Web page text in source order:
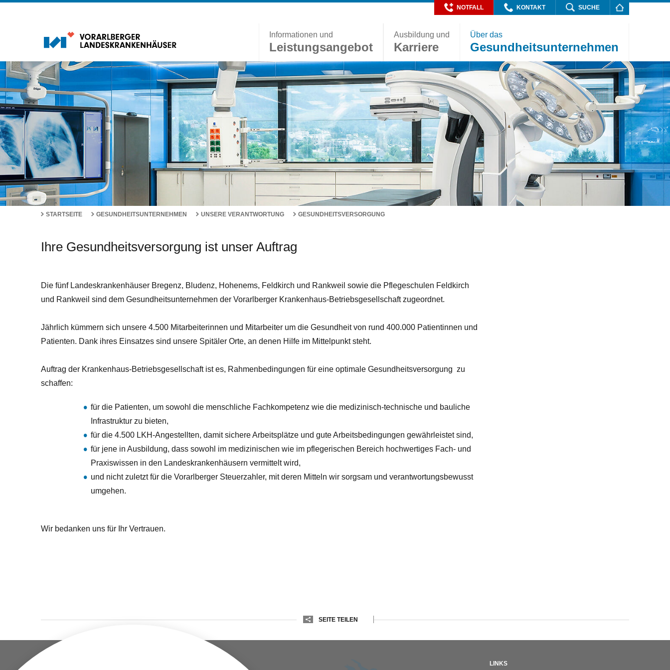
NOTFALL KONTAKT SUCHE
Informationen und
Leistungsangebot
Ausbildung und
Karriere
Über das
Gesundheitsunternehmen
STARTSEITE GESUNDHEITSUNTERNEHMEN UNSERE VERANTWORTUNG GESUNDHEITSVERSORGUNG
Ihre Gesundheitsversorgung ist unser Auftrag
Die fünf Landeskrankenhäuser Bregenz, Bludenz, Hohenems, Feldkirch und Rankweil sowie die Pflegeschulen Feldkirch
und Rankweil sind dem Gesundheitsunternehmen der Vorarlberger Krankenhaus-Betriebsgesellschaft zugeordnet.
Jährlich kümmern sich unsere 4.500 Mitarbeiterinnen und Mitarbeiter um die Gesundheit von rund 400.000 Patientinnen und
Patienten. Dank ihres Einsatzes sind unsere Spitäler Orte, an denen Hilfe im Mittelpunkt steht.
Auftrag der Krankenhaus-Betriebsgesellschaft ist es, Rahmenbedingungen für eine optimale Gesundheitsversorgung zu
schaffen:
für die Patienten, um sowohl die menschliche Fachkompetenz wie die medizinisch-technische und bauliche
Infrastruktur zu bieten,
für die 4.500 LKH-Angestellten, damit sichere Arbeitsplätze und gute Arbeitsbedingungen gewährleistet sind,
für jene in Ausbildung, dass sowohl im medizinischen wie im pflegerischen Bereich hochwertiges Fach- und
Praxiswissen in den Landeskrankenhäusern vermittelt wird,
und nicht zuletzt für die Vorarlberger Steuerzahler, mit deren Mitteln wir sorgsam und verantwortungsbewusst
umgehen.
Wir bedanken uns für Ihr Vertrauen.
SEITE TEILEN
LINKS